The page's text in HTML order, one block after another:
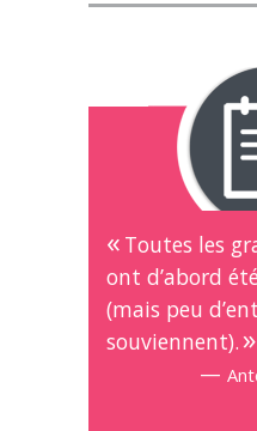
Toutes les
ont d’abord
(mais peu
souviennent).
—